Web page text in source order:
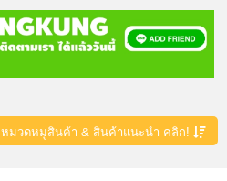
หมวดหมู่สินค้า & สินค้าแนะนำ คลิก!